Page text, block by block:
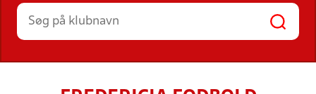
HOLD